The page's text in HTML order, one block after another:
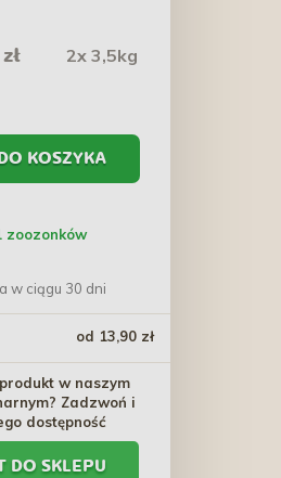
250
TIVO Specjał zielarza
2x 3,5kg
KOSZYKA
zoozonków
w ciągu 30 dni
od 13,90 zł
w naszym
Zadzwoń i
dostępność
DO SKLEPU